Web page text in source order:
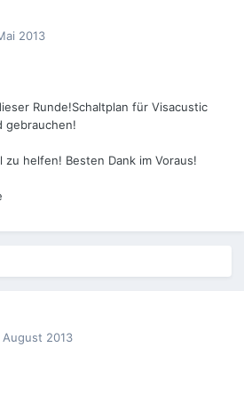
2013
Runde!Schaltplan für Visacustic
gebrauchen!
zu helfen! Besten Dank im Voraus!
August 2013